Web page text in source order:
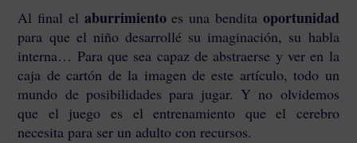
Al final el aburrimientoes una bendita oportunidad
para que el niño desarrollé su imaginación, su habla
interna… Para que sea capaz de abstraerse y ver en la
caja de cartón de la imagen de este artículo, todo un
mundo de posibilidades para jugar. Y no olvidemos
que el juego es el entrenamiento que el cerebro
necesita para ser un adulto con recursos.